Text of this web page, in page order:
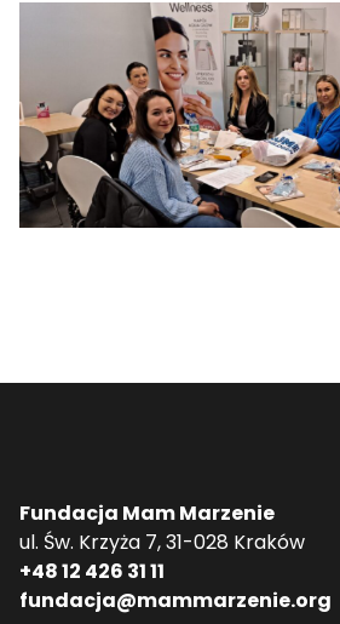
Fundacja Mam Marzenie
ul. Św. Krzyża 7, 31-028 Kraków
+48 12 426 31 11
fundacja@mammarzenie.org